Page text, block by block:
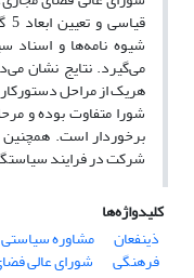
شیوه نامه‌ها و اسناد
می‌گیرد. نتایج نشان
شورا متفاوت بوده و
برخوردار است. همچنین
شرکت در فرایند
کلیدواژه‌ها
ذینفعان
مشاوره سیاستی
فرهنگی شورای عالی